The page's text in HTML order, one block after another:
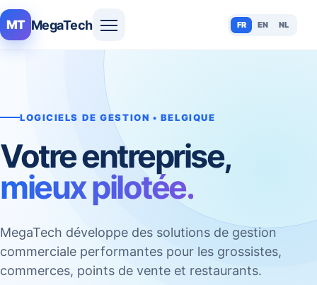
MT MegaTech FR EN NL
LOGICIELS DE GESTION • BELGIQUE
Votre entreprise,
mieux pilotée.
MegaTech développe des solutions de gestion
commerciale performantes pour les grossistes,
commerces, points de vente et restaurants.